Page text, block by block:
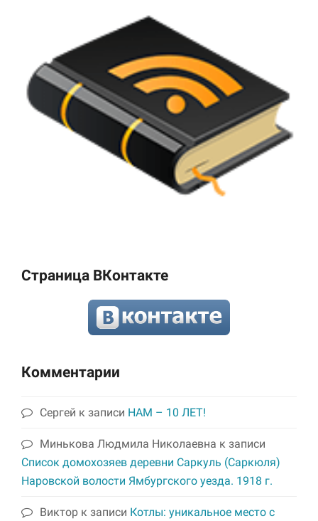
Страница ВКонтакте
Комментарии
Сергей к записи НАМ – 10 ЛЕТ!
Минькова Людмила Николаевна к записи
Список домохозяев деревни Саркуль (Саркюля)
Наровской волости Ямбургского уезда. 1918 г.
Виктор к записи Котлы: уникальное место с